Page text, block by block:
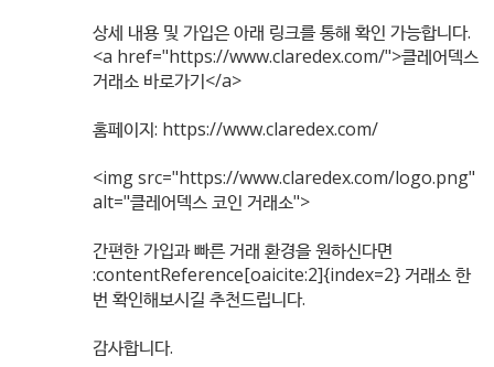
상세 내용 및 가입은 아래 링크를 통해 확인 가능합니다.
<a href="https://www.claredex.com/">클레어덱스
거래소 바로가기</a>
홈페이지: https://www.claredex.com/
<img src="https://www.claredex.com/logo.png"
alt="클레어덱스 코인 거래소">
간편한 가입과 빠른 거래 환경을 원하신다면
:contentReference[oaicite:2]{index=2} 거래소 한
번 확인해보시길 추천드립니다.
감사합니다.